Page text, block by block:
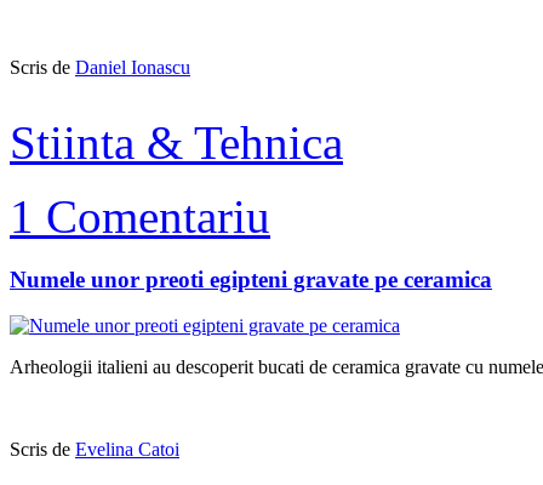
Scris de Daniel Ionascu
Stiinta & Tehnica
1 Comentariu
Numele unor preoti egipteni gravate pe ceramica
Arheologii italieni au descoperit bucati de ceramica gravate cu
Scris de Evelina Catoi